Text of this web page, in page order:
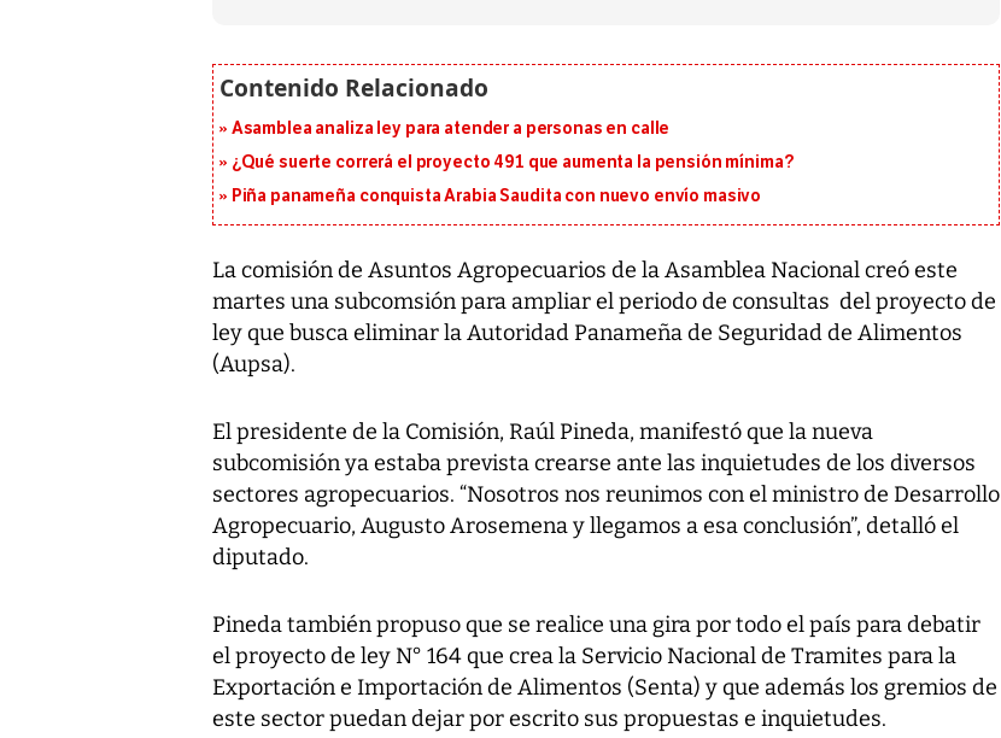
Asamblea analiza ley para atender a personas en calle
¿Qué suerte correrá el proyecto 491 que aumenta la pensión mínima?
Piña panameña conquista Arabia Saudita con nuevo envío masivo
La comisión de Asuntos Agropecuarios de la Asamblea Nacional creó este
martes una subcomsión para ampliar el periodo de consultas del proyecto de
ley que busca eliminar la Autoridad Panameña de Seguridad de Alimentos
(Aupsa).
El presidente de la Comisión, Raúl Pineda, manifestó que la nueva
subcomisión ya estaba prevista crearse ante las inquietudes de los diversos
sectores agropecuarios. “Nosotros nos reunimos con el ministro de Desarrollo
Agropecuario, Augusto Arosemena y llegamos a esa conclusión”, detalló el
diputado.
Pineda también propuso que se realice una gira por todo el país para debatir
el proyecto de ley N° 164 que crea la Servicio Nacional de Tramites para la
Exportación e Importación de Alimentos (Senta) y que además los gremios de
este sector puedan dejar por escrito sus propuestas e inquietudes.